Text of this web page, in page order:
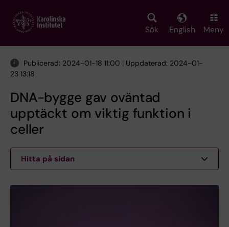
main
Sök English Meny
Publicerad: 2024-01-18 11:00 | Uppdaterad: 2024-01-
23 13:18
DNA-bygge gav oväntad
upptäckt om viktig funktion i
celler
Hitta på sidan